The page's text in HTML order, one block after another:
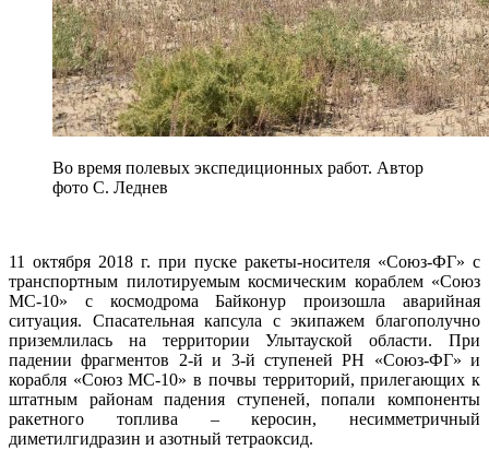
Во время полевых экспедиционных работ. Автор
фото С. Леднев
11 октября 2018 г. при пуске ракеты-носителя «Союз-ФГ» с
транспортным пилотируемым космическим кораблем «Союз
МС-10» с космодрома Байконур произошла аварийная
ситуация. Спасательная капсула с экипажем благополучно
приземлилась на территории Улытауской области. При
падении фрагментов 2-й и 3-й ступеней РН «Союз-ФГ» и
корабля «Союз МС-10» в почвы территорий, прилегающих к
штатным районам падения ступеней, попали компоненты
ракетного топлива – керосин, несимметричный
диметилгидразин и азотный тетраоксид.